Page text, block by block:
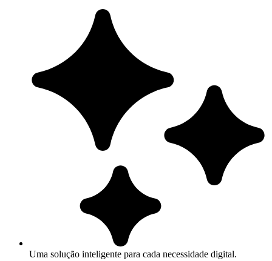
Uma solução inteligente para cada necessidade digital.